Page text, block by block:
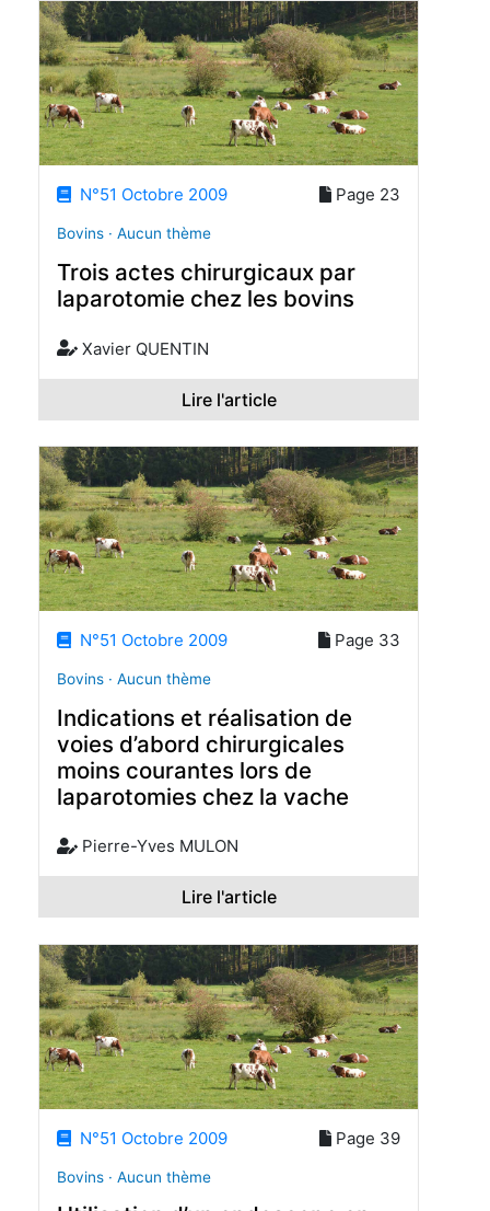
N°51 Octobre 2009 Page 23
Bovins · Aucun thème
Trois actes chirurgicaux par
laparotomie chez les bovins
Xavier QUENTIN
Lire l'article
N°51 Octobre 2009 Page 33
Bovins · Aucun thème
Indications et réalisation de
voies d’abord chirurgicales
moins courantes lors de
laparotomies chez la vache
Pierre-Yves MULON
Lire l'article
N°51 Octobre 2009 Page 39
Bovins · Aucun thème